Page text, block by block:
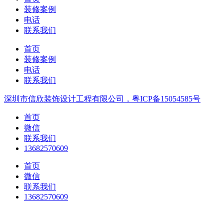
装修案例
电话
联系我们
首页
装修案例
电话
联系我们
深圳市信欣装饰设计工程有限公司，粤ICP备15054585号
首页
微信
联系我们
13682570609
首页
微信
联系我们
13682570609